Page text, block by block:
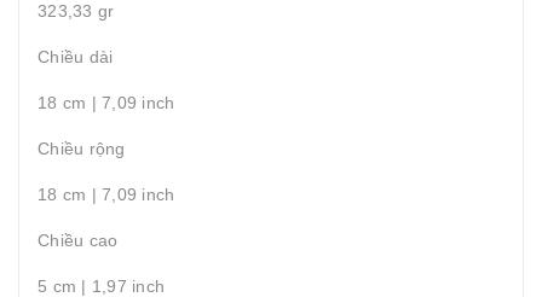
323,33 gr
Chiều dài
18 cm | 7,09 inch
Chiều rộng
18 cm | 7,09 inch
Chiều cao
5 cm | 1,97 inch